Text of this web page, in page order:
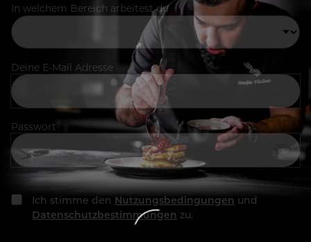
In welchem Bereich arbeitest du
Deine E-Mail Adresse
Passwort
Ich stimme den Nutzungsbedingungen und
Datenschutzbestimmungen zu.